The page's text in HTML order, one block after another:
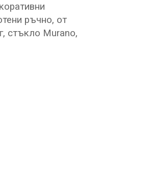
ръчно, от
стъкло Murano,